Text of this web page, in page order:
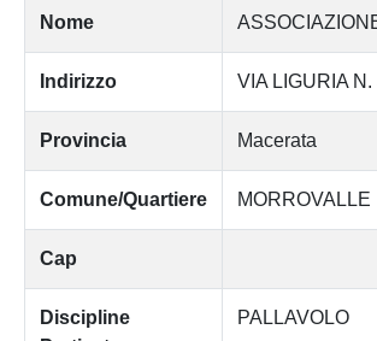
Nome
Indirizzo VIA LIGURIA N.
Provincia Macerata
Comune/Quartiere MORROVALLE
Cap
Discipline
PALLAVOLO